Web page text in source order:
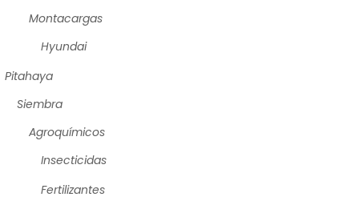
Montacargas
Hyundai
Pitahaya
Siembra
Agroquímicos
Insecticidas
Fertilizantes